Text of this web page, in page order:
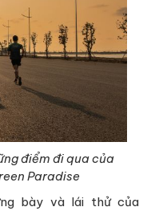
điểm đi qua của
Paradise
bày và lái thử của